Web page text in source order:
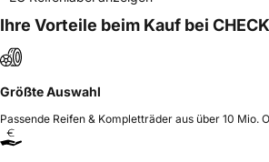
Ihre Vorteile beim Kauf bei
Größte Auswahl
Passende Reifen & Kompletträder aus über 10 Mio.